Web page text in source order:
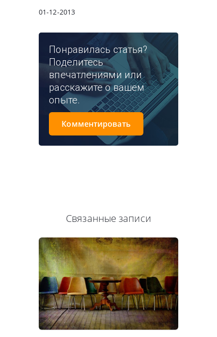
01-12-2013
Понравилась статья?
Поделитесь
впечатлениями или
расскажите о вашем
опыте.
Комментировать
Связанные записи